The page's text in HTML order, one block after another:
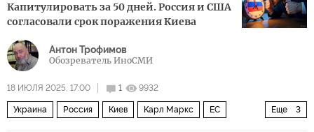
Капитулировать за 50 дней. Россия и США
согласовали срок поражения Киева
Антон Трофимов
Обозреватель ИноСМИ
18 ИЮЛЯ 2025, 17:00 1 9932
Еще 3
Украина Россия Киев Карл Маркс ЕС